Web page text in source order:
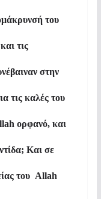
του
τις
στην
τις καλές του
ορφανό, και
Και σε
του Allah